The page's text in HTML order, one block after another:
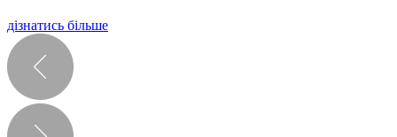
дізнатись більше